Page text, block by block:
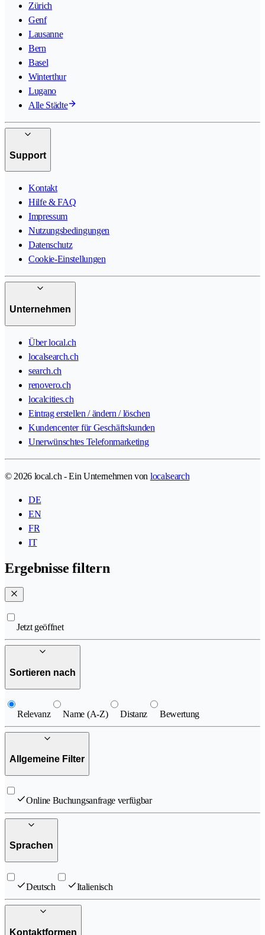
Zürich
Genf
Lausanne
Bern
Basel
Winterthur
Lugano
Alle Städte
Support
Kontakt
Hilfe & FAQ
Impressum
Nutzungsbedingungen
Datenschutz
Cookie-Einstellungen
Unternehmen
Über local.ch
localsearch.ch
search.ch
renovero.ch
localcities.ch
Eintrag erstellen / ändern / löschen
Kundencenter für Geschäftskunden
Unerwünschtes Telefonmarketing
© 2026 local.ch - Ein Unternehmen von localsearch
DE
EN
FR
IT
Ergebnisse filtern
Jetzt geöffnet
Sortieren nach
Relevanz Name (A-Z) Distanz Bewertung
Allgemeine Filter
Online Buchungsanfrage verfügbar
Sprachen
Deutsch Italienisch
Kontaktformen